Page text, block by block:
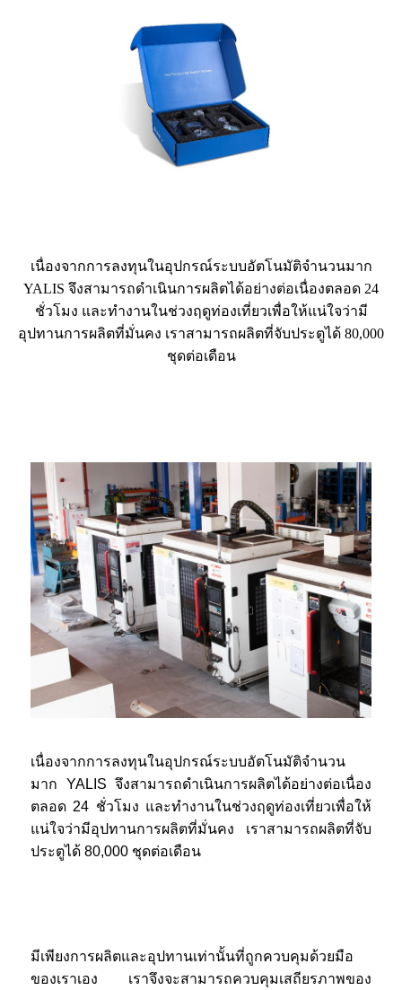
เนื่องจากการลงทุนในอุปกรณ์ระบบอัตโนมัติจำนวนมาก
YALIS จึงสามารถดำเนินการผลิตได้อย่างต่อเนื่องตลอด 24
ชั่วโมง และทำงานในช่วงฤดูท่องเที่ยวเพื่อให้แน่ใจว่ามี
อุปทานการผลิตที่มั่นคง เราสามารถผลิตที่จับประตูได้ 80,000
ชุดต่อเดือน
เนื่องจากการลงทุนในอุปกรณ์ระบบอัตโนมัติจำนวน
มาก YALIS จึงสามารถดำเนินการผลิตได้อย่างต่อเนื่อง
ตลอด 24 ชั่วโมง และทำงานในช่วงฤดูท่องเที่ยวเพื่อให้
แน่ใจว่ามีอุปทานการผลิตที่มั่นคง เราสามารถผลิตที่จับ
ประตูได้ 80,000 ชุดต่อเดือน
มีเพียงการผลิตและอุปทานเท่านั้นที่ถูกควบคุมด้วยมือ
ของเราเอง เราจึงจะสามารถควบคุมเสถียรภาพของ